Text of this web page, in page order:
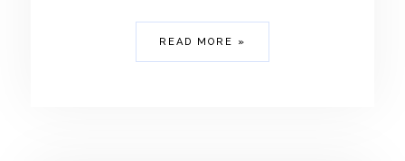
READ MORE »